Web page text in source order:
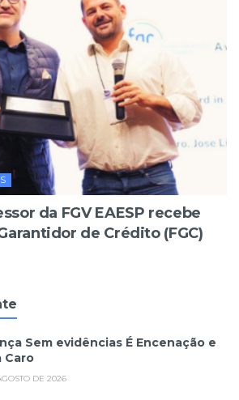
da FGV EAESP recebe
de Crédito (FGC)
Sem evidências É Encenação e
Caro
DE 2026